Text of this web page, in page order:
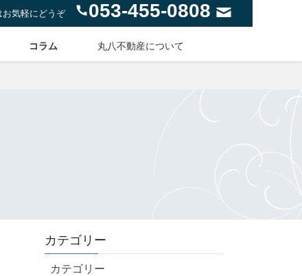
気軽にどうぞ 053-455-0808
コラム 丸八不動産について
カテゴリー
カテゴリー